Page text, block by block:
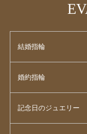
結婚指輪
婚約指輪
記念日のジュエリー